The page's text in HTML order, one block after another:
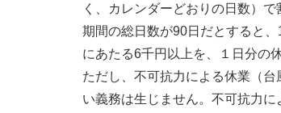
く、カレンダーどおりの日数）
期間の総日数が90日だとすると
にあたる6千円以上を、１日分の
ただし、不可抗力による休業（
い義務は生じません。不可抗力